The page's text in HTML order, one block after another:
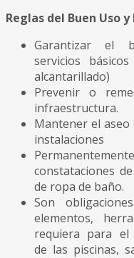
Reglas del Buen Uso
Garantizar el
servicios
alcantarillado)
Prevenir o
infraestructura.
Mantener el aseo
instalaciones
constataciones
de ropa de baño.
Son
elementos,
requiera para el
de las piscinas,